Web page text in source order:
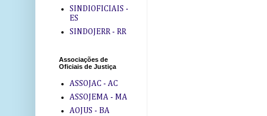
SINDIOFICIAIS -
ES
SINDOJERR - RR
Associações de
Oficiais de Justiça
ASSOJAC - AC
ASSOJEMA - MA
AOJUS - BA